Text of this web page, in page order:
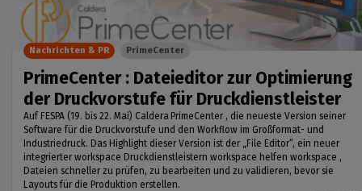
PrimeCenter : Dateieditor zur Optimierung
der Druckvorstufe für Druckdienstleister
Auf FESPA (19. bis 22. Mai) Caldera PrimeCenter , die neueste Version seiner
Software für die Druckvorstufe und den Workflow im Großformat- und
Industriedruck. Das Highlight dieser Version ist der „File Editor“, ein neuer
integrierter workspace Druckdienstleistern workspace helfen workspace ,
Dateien schneller zu prüfen, zu bearbeiten und zu validieren, bevor sie
Layouts für die Produktion erstellen.
Nachrichten & PR PrimeCenter